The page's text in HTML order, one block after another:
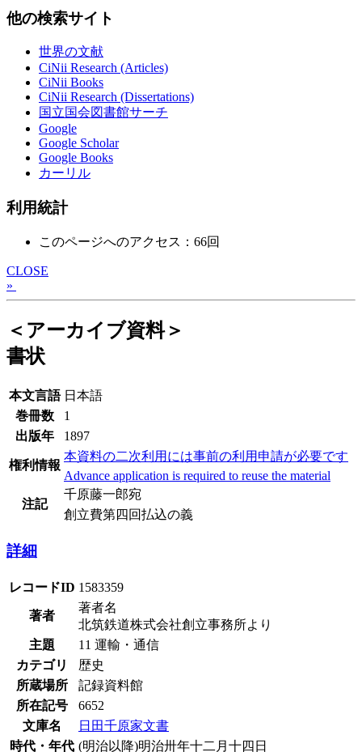
他の検索サイト
世界の文献
CiNii Research (Articles)
CiNii Books
CiNii Research (Dissertations)
国立国会図書館サーチ
Google
Google Scholar
Google Books
カーリル
利用統計
このページへのアクセス：66回
CLOSE
»
＜アーカイブ資料＞
書状
本文言語 日本語
巻冊数
1
出版年
1897
権利情報
本資料の二次利用には事前の利用申請が必要です
Advance application is required to reuse the material
注記
千原藤一郎宛
創立費第四回払込の義
詳細
レコードID 1583359
著者
著者名
北筑鉄道株式会社創立事務所より
主題
11 運輸・通信
カテゴリ
歴史
所蔵場所
記録資料館
所在記号
6652
文庫名
日田千原家文書
時代・年代 (明治以降)明治卅年十二月十四日